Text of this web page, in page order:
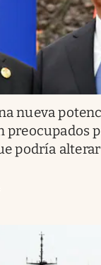
nueva
preocupados
podría